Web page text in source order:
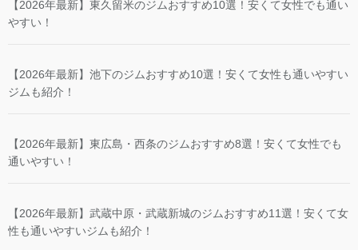
【2026年最新】東久留米のジムおすすめ10選！安くて女性でも通い
やすい！
【2026年最新】池下のジムおすすめ10選！安くて女性も通いやすい
ジムも紹介！
【2026年最新】東広島・西条のジムおすすめ8選！安くて女性でも
通いやすい！
【2026年最新】武蔵中原・武蔵新城のジムおすすめ11選！安くて女
性も通いやすいジムも紹介！